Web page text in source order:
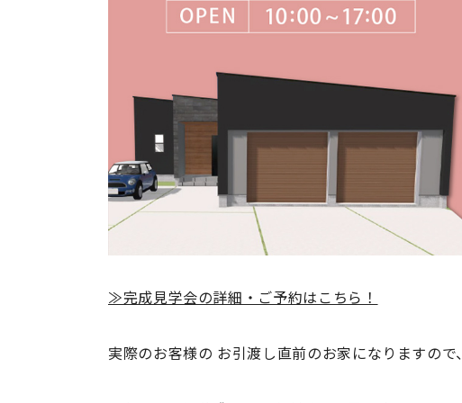
≫完成見学会の詳細・ご予約はこちら！
実際のお客様の お引渡し直前のお家になりますので、